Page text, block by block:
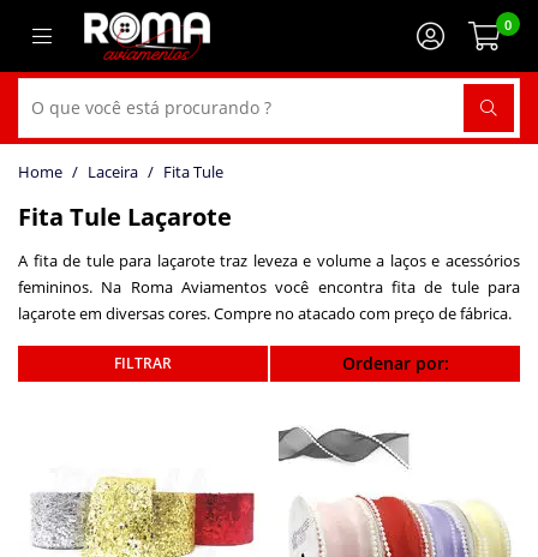
0
Laceira Fita Tule
Fita Tule Laçarote
A fita de tule para laçarote traz leveza e volume a laços e acessórios
femininos. Na Roma Aviamentos você encontra fita de tule para
laçarote em diversas cores. Compre no atacado com preço de fábrica.
Ordenar por: